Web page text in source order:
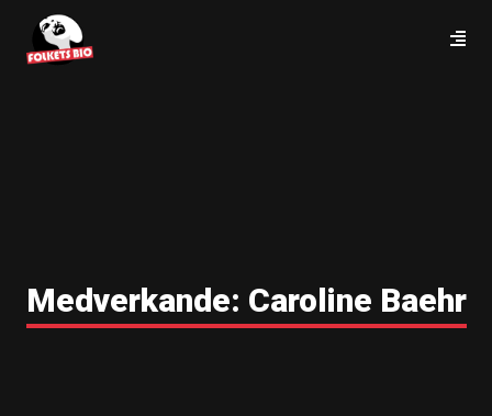
Medverkande: Caroline Baehr